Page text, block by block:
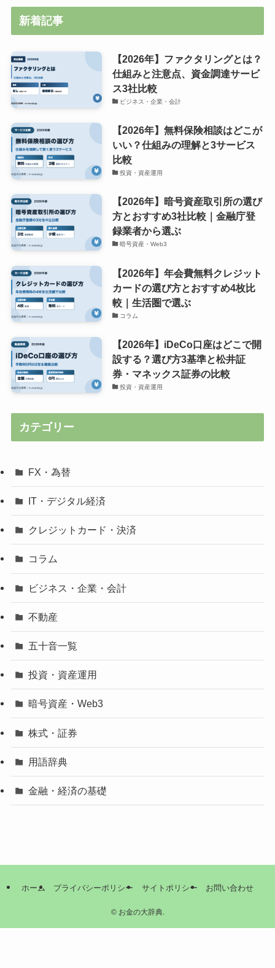
新着記事
【2026年】ファクタリングとは？
仕組みと注意点、資金調達サービ
ス3社比較
ビジネス・企業・会計
【2026年】無料保険相談はどこが
いい？仕組みの理解と3サービス
比較
投資・資産運用
【2026年】暗号資産取引所の選び
方とおすすめ3社比較｜金融庁登
録業者から選ぶ
暗号資産・Web3
【2026年】年会費無料クレジット
カードの選び方とおすすめ4枚比
較｜生活圏で選ぶ
コラム
【2026年】iDeCo口座はどこで開
設する？選び方3基準と松井証
券・マネックス証券の比較
投資・資産運用
カテゴリー
FX・為替
IT・デジタル経済
クレジットカード・決済
コラム
ビジネス・企業・会計
不動産
五十音一覧
投資・資産運用
暗号資産・Web3
株式・証券
用語辞典
金融・経済の基礎
ホーム プライバシーポリシー サイトポリシー お問い合わせ
©お金の大辞典.